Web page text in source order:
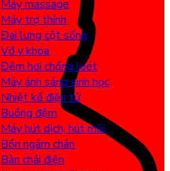
Máy massage
Máy trợ thính
Đai lưng cột sống
Vớ y khoa
Đệm hơi chống loét
Máy ánh sáng sinh học
Nhiệt kế điện tử
Buồng đệm
Máy hút dịch, hút mũi
Bồn ngâm chân
Bàn chải điện